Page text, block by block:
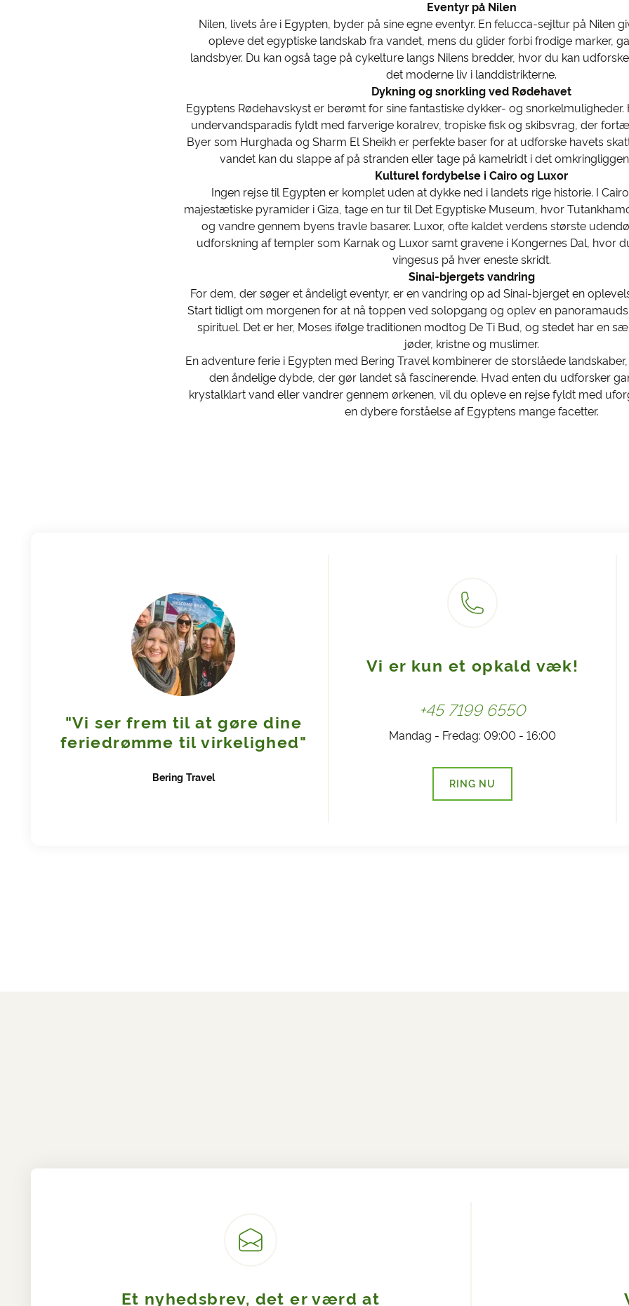
Eventyr på Nilen
Nilen, livets åre i Egypten, byder på sine egne eventyr. En felucca-sejltur på Nilen
opleve det egyptiske landskab fra vandet, mens du glider forbi frodige marker,
landsbyer. Du kan også tage på cykelture langs Nilens bredder, hvor du kan
det moderne liv i landdistrikterne.
Dykning og snorkling ved Rødehavet
Egyptens Rødehavskyst er berømt for sine fantastiske dykker- og snorkelmuligheder.
undervandsparadis fyldt med farverige koralrev, tropiske fisk og skibsvrag, der
Byer som Hurghada og Sharm El Sheikh er perfekte baser for at udforske havets
vandet kan du slappe af på stranden eller tage på kamelridt i det
Kulturel fordybelse i Cairo og Luxor
Ingen rejse til Egypten er komplet uden at dykke ned i landets rige historie. I
majestætiske pyramider i Giza, tage en tur til Det Egyptiske Museum, hvor
og vandre gennem byens travle basarer. Luxor, ofte kaldet verdens største
udforskning af templer som Karnak og Luxor samt gravene i Kongernes Dal, hvor
vingesus på hver eneste skridt.
Sinai-bjergets vandring
For dem, der søger et åndeligt eventyr, er en vandring op ad Sinai-bjerget en
Start tidligt om morgenen for at nå toppen ved solopgang og oplev en
spirituel. Det er her, Moses ifølge traditionen modtog De Ti Bud, og stedet har en
jøder, kristne og muslimer.
En adventure ferie i Egypten med Bering Travel kombinerer de storslåede
den åndelige dybde, der gør landet så fascinerende. Hvad enten du udforsker
krystalklart vand eller vandrer gennem ørkenen, vil du opleve en rejse fyldt med
en dybere forståelse af Egyptens mange facetter.
"Vi ser frem til at gøre dine
feriedrømme til virkelighed"
Bering Travel
Vi er kun et opkald væk!
+45 7199 6550
Mandag - Fredag: 09:00 - 16:00
RING NU(LINK ÅBNER I NY FANE)
Et nyhedsbrev, det er værd at